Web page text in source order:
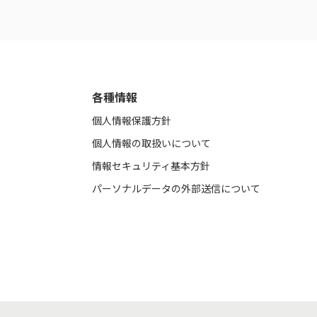
各種情報
個人情報保護方針
個人情報の取扱いについて
情報セキュリティ基本方針
パーソナルデータの外部送信について